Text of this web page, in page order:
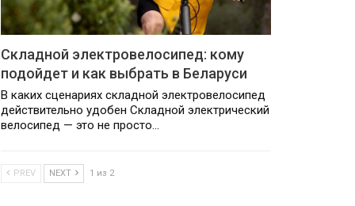
Складной электровелосипед: кому
подойдет и как выбрать в Беларуси
В каких сценариях складной электровелосипед
действительно удобен Складной электрический
велосипед — это не просто…
PREV NEXT 1 из 2